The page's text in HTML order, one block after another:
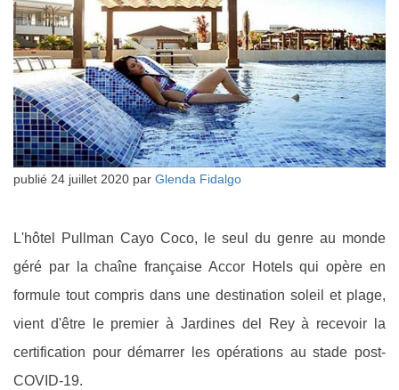
publié 24 juillet 2020 par Glenda Fidalgo
L'hôtel Pullman Cayo Coco, le seul du genre au monde
géré par la chaîne française Accor Hotels qui opère en
formule tout compris dans une destination soleil et plage,
vient d'être le premier à Jardines del Rey à recevoir la
certification pour démarrer les opérations au stade post-
COVID-19.